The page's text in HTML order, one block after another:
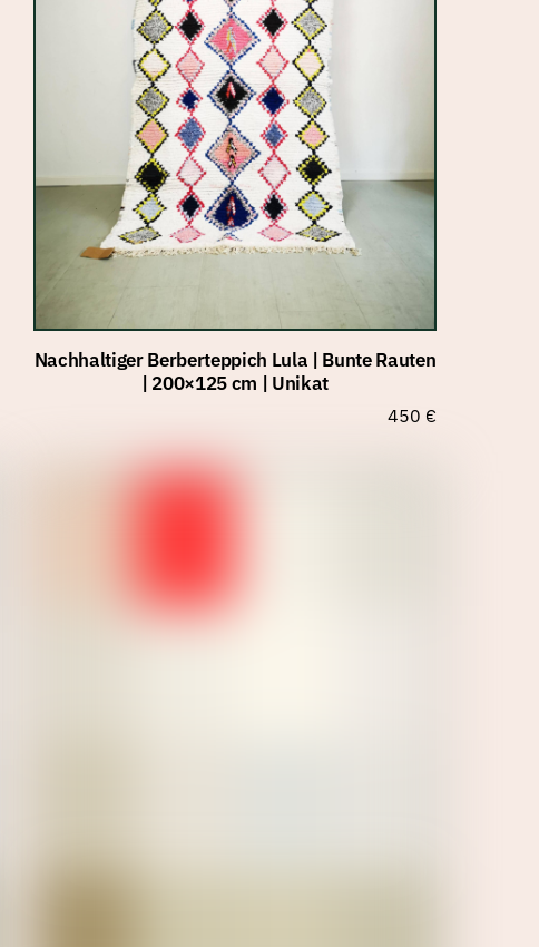
Nachhaltiger Berberteppich Lula | Bunte Rauten
| 200×125 cm | Unikat
450 €